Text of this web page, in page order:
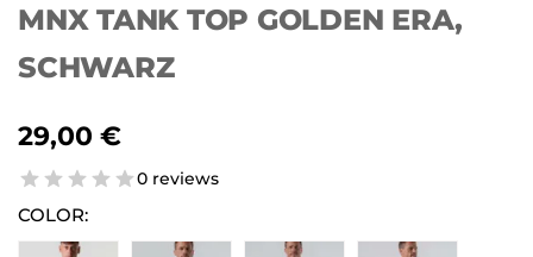
MNX TANK TOP GOLDEN ERA,
SCHWARZ
29,00 €
0 reviews
COLOR: